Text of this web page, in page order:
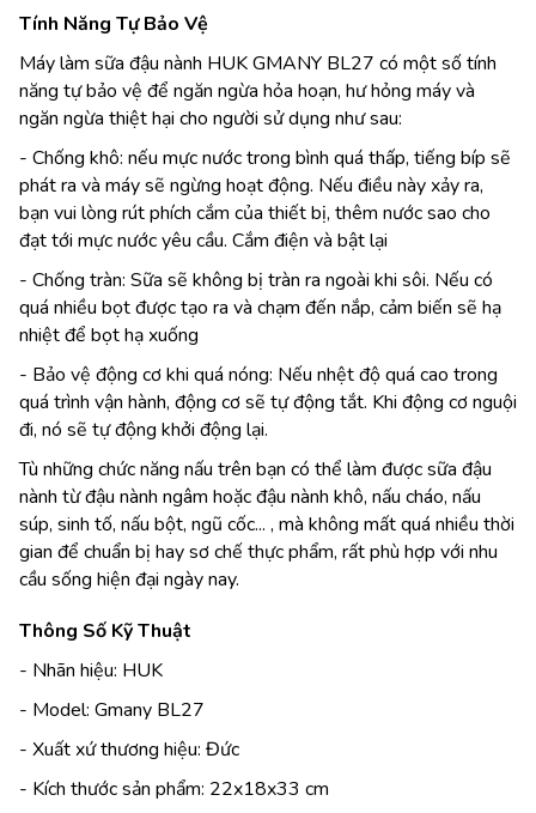
Tính Năng Tự Bảo Vệ
Máy làm sữa đậu nành HUK GMANY BL27 có một số tính
năng tự bảo vệ để ngăn ngừa hỏa hoạn, hư hỏng máy và
ngăn ngừa thiệt hại cho người sử dụng như sau:
- Chống khô: nếu mực nước trong bình quá thấp, tiếng bíp sẽ
phát ra và máy sẽ ngừng hoạt động. Nếu điều này xảy ra,
bạn vui lòng rút phích cắm của thiết bị, thêm nước sao cho
đạt tới mực nước yêu cầu. Cắm điện và bật lại
- Chống tràn: Sữa sẽ không bị tràn ra ngoài khi sôi. Nếu có
quá nhiều bọt được tạo ra và chạm đến nắp, cảm biến sẽ hạ
nhiệt để bọt hạ xuống
- Bảo vệ động cơ khi quá nóng: Nếu nhệt độ quá cao trong
quá trình vận hành, động cơ sẽ tự động tắt. Khi động cơ nguội
đi, nó sẽ tự động khởi động lại.
Tù những chức năng nấu trên bạn có thể làm được sữa đậu
nành từ đậu nành ngâm hoặc đậu nành khô, nấu cháo, nấu
súp, sinh tố, nấu bột, ngũ cốc... , mà không mất quá nhiều thời
gian để chuẩn bị hay sơ chế thực phẩm, rất phù hợp với nhu
cầu sống hiện đại ngày nay.
Thông Số Kỹ Thuật
- Nhãn hiệu: HUK
- Model: Gmany BL27
- Xuất xứ thương hiệu: Đức
- Kích thước sản phẩm: 22x18x33 cm